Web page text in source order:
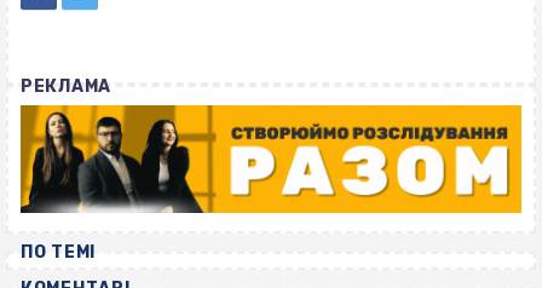
РЕКЛАМА
ПО ТЕМІ